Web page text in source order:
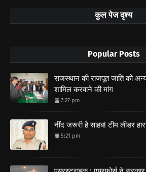
कुल पेज दृश्य
Popular Posts
राजस्थान की राजपूत जाति को
शामिल करवाने की मांग
7:27 pm
नींद जरूरी है साहब! टीम लीडर
5:21 pm